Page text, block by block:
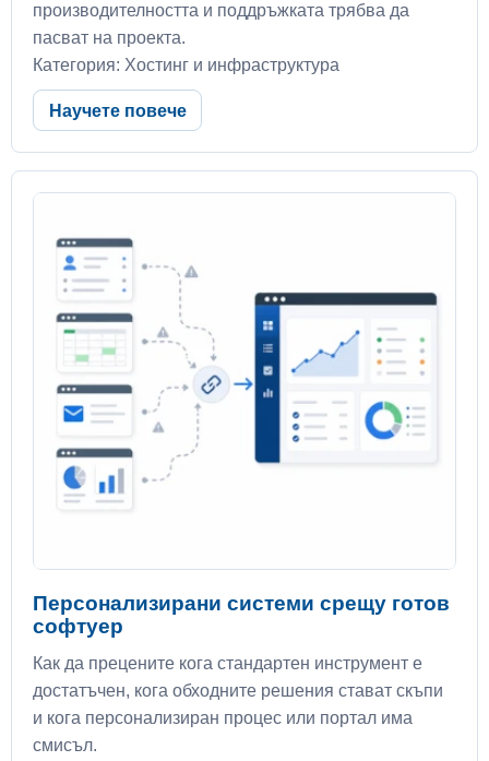
производителността и поддръжката трябва да
пасват на проекта.
Категория: Хостинг и инфраструктура
Научете повече
Персонализирани системи срещу готов
софтуер
Как да прецените кога стандартен инструмент е
достатъчен, кога обходните решения стават скъпи
и кога персонализиран процес или портал има
смисъл.